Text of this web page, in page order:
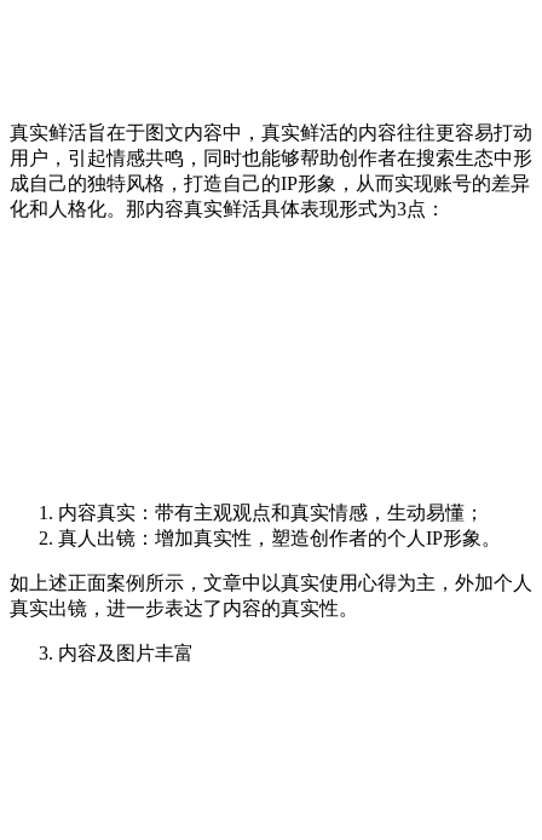
真实鲜活旨在于图文内容中，真实鲜活的内容往往更容易打动
用户，引起情感共鸣，同时也能够帮助创作者在搜索生态中形
成自己的独特风格，打造自己的IP形象，从而实现账号的差异
化和人格化。那内容真实鲜活具体表现形式为3点：
内容真实：带有主观观点和真实情感，生动易懂；
真人出镜：增加真实性，塑造创作者的个人IP形象。
如上述正面案例所示，文章中以真实使用心得为主，外加个人
真实出镜，进一步表达了内容的真实性。
内容及图片丰富